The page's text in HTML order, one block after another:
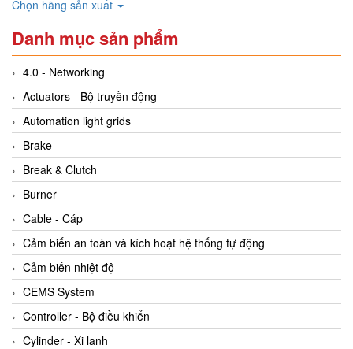
Chọn hãng sản xuất
Danh mục sản phẩm
4.0 - Networking
Actuators - Bộ truyền động
Automation light grids
Brake
Break & Clutch
Burner
Cable - Cáp
Cảm biến an toàn và kích hoạt hệ thống tự động
Cảm biến nhiệt độ
CEMS System
Controller - Bộ điều khiển
Cylinder - Xi lanh